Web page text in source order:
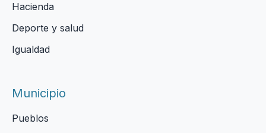
Hacienda
Deporte y salud
Igualdad
Municipio
Pueblos